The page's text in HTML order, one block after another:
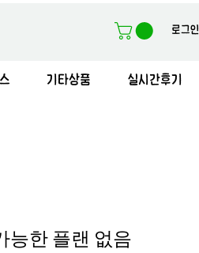
로그인
기타상품 실시간후기
능한 플랜 없음